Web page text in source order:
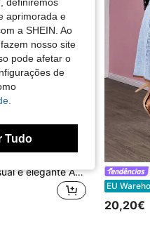
Saia jeans casual e elegante ARWY, modelo evasê, estilo minimalista americano, cor sólida versátil, bolso com zíper, sem elasticidade, ideal para uso diário, viagens, palco, shows, aeroporto, férias e todas as estações. Primavera
20,20€
aprimorada e
a SHEIN. Ao
nosso site
pode afetar o
de
Tudo